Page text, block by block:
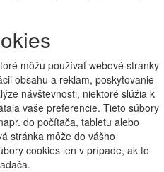
môžu používať webové stránky
obsahu a reklam, poskytovanie
návštevnosti, niektoré slúžia k
vaše preferencie. Tieto súbory
do počítača, tabletu alebo
stránka môže do vášho
cookies len v prípade, ak to